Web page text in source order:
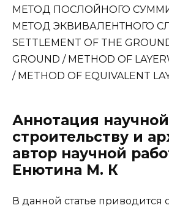
МЕТОД ПОСЛОЙНОГО
МЕТОД ЭКВИВАЛЕНТНОГО
SETTLEMENT OF THE
GROUND / METHOD OF
/ METHOD OF EQUIVALENT
Аннотация
строительству и
автор научной
Енютина М. К
В данной статье приводится